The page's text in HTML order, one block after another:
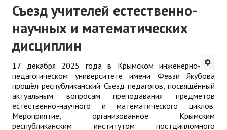
Съезд учителей естественно-
научных и математических
дисциплин
17 декабря 2025 года в Крымском инженерно-
педагогическом университете имени Февзи Якубова
прошёл республиканский Съезд педагогов, посвящённый
актуальным вопросам преподавания предметов
естественно-научного и математического циклов.
Мероприятие, организованное Крымским
республиканским институтом постдипломного